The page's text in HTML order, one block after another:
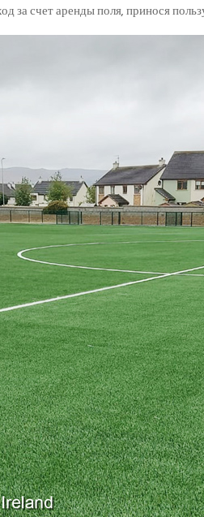
за счет аренды поля, принося